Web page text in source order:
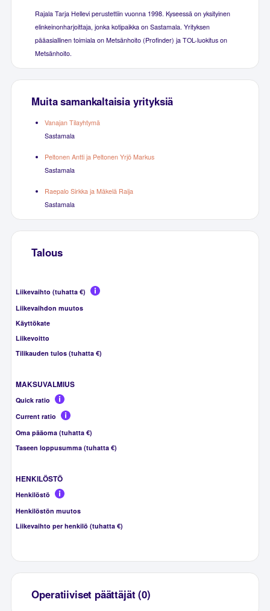
Rajala Tarja Hellevi perustettiin vuonna 1998. Kyseessä on yksityinen
elinkeinonharjoittaja, jonka kotipaikka on Sastamala. Yrityksen
pääasiallinen toimiala on Metsänhoito (Profinder) ja TOL-luokitus on
Metsänhoito.
Muita samankaltaisia yrityksiä
Vanajan Tilayhtymä
Sastamala
Peltonen Antti ja Peltonen Yrjö Markus
Sastamala
Raepalo Sirkka ja Mäkelä Raija
Sastamala
Talous
Liikevaihto (tuhatta €)
Liikevaihdon muutos
Käyttökate
Liikevoitto
Tilikauden tulos (tuhatta €)
MAKSUVALMIUS
Quick ratio
Current ratio
Oma pääoma (tuhatta €)
Taseen loppusumma (tuhatta €)
HENKILÖSTÖ
Henkilöstö
Henkilöstön muutos
Liikevaihto per henkilö (tuhatta €)
Operatiiviset päättäjät (0)